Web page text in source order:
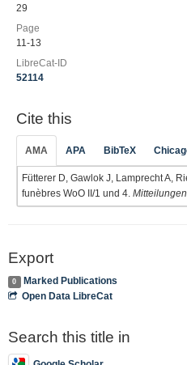
29
Page
11-13
LibreCat-ID
52114
Cite this
AMA APA BibTeX
Fütterer D, Gawlok J, Lamprecht A,
funèbres WoO II/1 und 4.
Export
0
Marked Publications
Open Data LibreCat
Search this title in